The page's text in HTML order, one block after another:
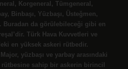
Korgeneral, Tümgeneral,
Binbaşı, Yüzbaşı, Üsteğmen,
Buradan da görülebileceği gibi en
Türk Hava Kuvvetleri ve
en yüksek askeri rütbedir.
yüzbaşı ve yarbay arasındaki
sahip bir askerin birincil